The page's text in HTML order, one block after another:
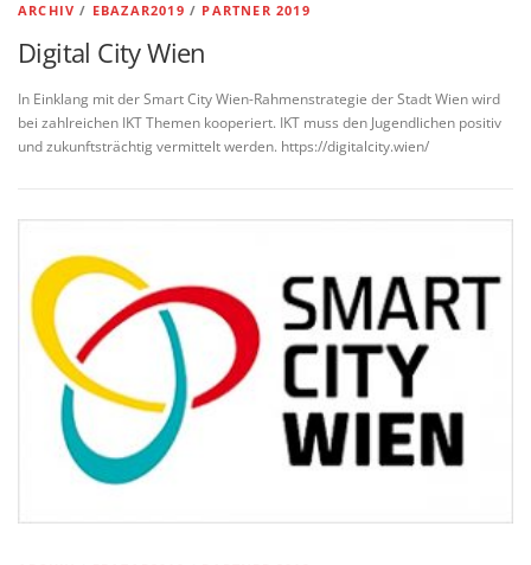
ARCHIV / EBAZAR2019 / PARTNER 2019
Digital City Wien
In Einklang mit der Smart City Wien-Rahmenstrategie der Stadt Wien wird
bei zahlreichen IKT Themen kooperiert. IKT muss den Jugendlichen positiv
und zukunftsträchtig vermittelt werden. https://digitalcity.wien/